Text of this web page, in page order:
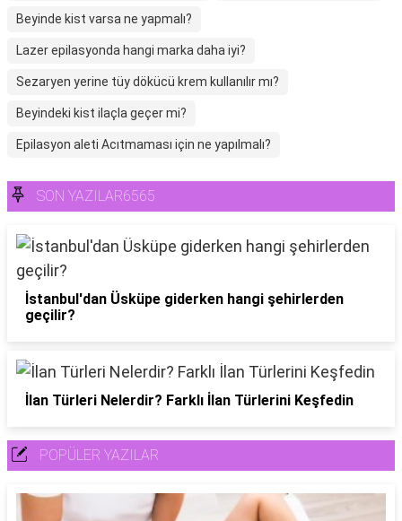
Beyinde kist varsa ne yapmalı?
Lazer epilasyonda hangi marka daha iyi?
Sezaryen yerine tüy dökücü krem kullanılır mı?
Beyindeki kist ilaçla geçer mi?
Epilasyon aleti Acıtmaması için ne yapılmalı?
SON YAZILAR6565
İstanbul'dan Üsküpe giderken hangi şehirlerden
geçilir?
İlan Türleri Nelerdir? Farklı İlan Türlerini Keşfedin
POPÜLER YAZILAR